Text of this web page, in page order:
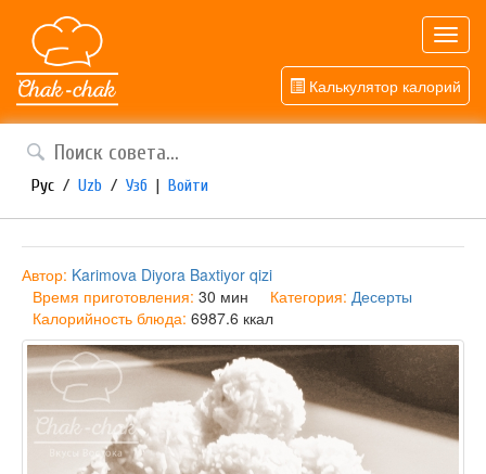
Калькулятор калорий
Рус / Uzb / Узб | Войти
Автор: Karimova Diyora Baxtiyor qizi
Время приготовления: 30 мин Категория: Десерты
Калорийность блюда: 6987.6 ккал